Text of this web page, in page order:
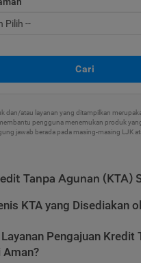
Cari
dan/atau layanan yang ditampilkan
pengguna menemukan produk
jawab berada pada masing-masing LJK
Tanpa Agunan (KTA)
KTA yang Disediakan
Pengajuan Kredit
Aman?